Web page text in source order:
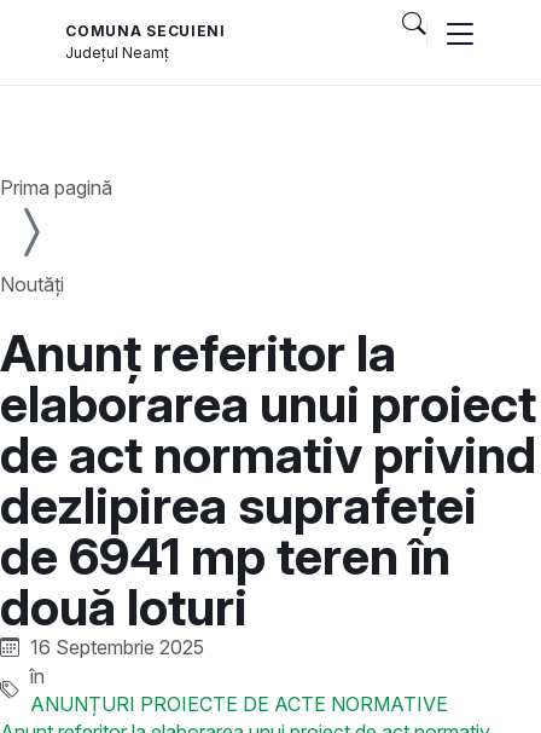
COMUNA SECUIENI
JudețulNeamț
Prima pagină
Noutăți
Anunț referitor la
elaborarea unui proiect
de act normativ privind
dezlipirea suprafeței
de 6941 mp teren în
două loturi
16 Septembrie 2025
în
ANUNȚURI PROIECTE DE ACTE NORMATIVE